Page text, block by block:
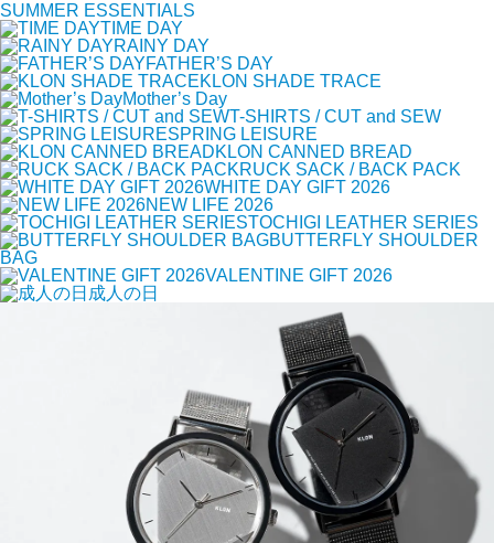
SUMMER ESSENTIALS
TIME DAY
RAINY DAY
FATHER’S DAY
KLON SHADE TRACE
Mother’s Day
T-SHIRTS / CUT and SEW
SPRING LEISURE
KLON CANNED BREAD
RUCK SACK / BACK PACK
WHITE DAY GIFT 2026
NEW LIFE 2026
TOCHIGI LEATHER SERIES
BUTTERFLY SHOULDER
BAG
VALENTINE GIFT 2026
成人の日